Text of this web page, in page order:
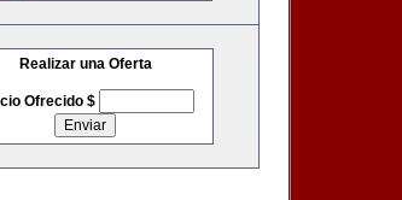
Realizar una Oferta
Ofrecido $